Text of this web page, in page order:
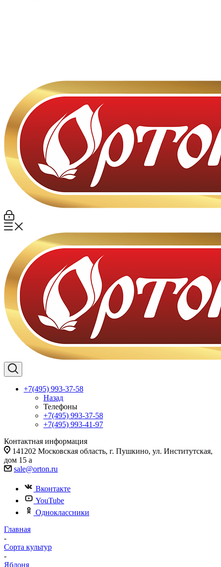
+7(495) 993-37-58
Назад
Телефоны
+7(495) 993-37-58
+7(495) 993-41-97
Контактная информация
141202 Московская область, г. Пушкино, ул. Институтская,
дом 15 а
sale@orton.ru
Вконтакте
YouTube
Одноклассники
Главная
-
Сорта культур
-
Яблоня